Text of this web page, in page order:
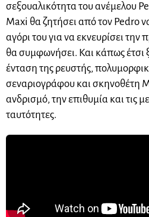
σεξουαλικότητα του ανέμελου
Maxi θα ζητήσει από τον Pedro
αγόρι του για να εκνευρίσει
θα συμφωνήσει. Και κάπως έτσι
ένταση της ρευστής,
σεναριογράφου και σκηνοθέτη
ανδρισμό, την επιθυμία και τις
ταυτότητες.